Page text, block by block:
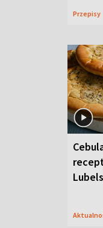
Przepisy